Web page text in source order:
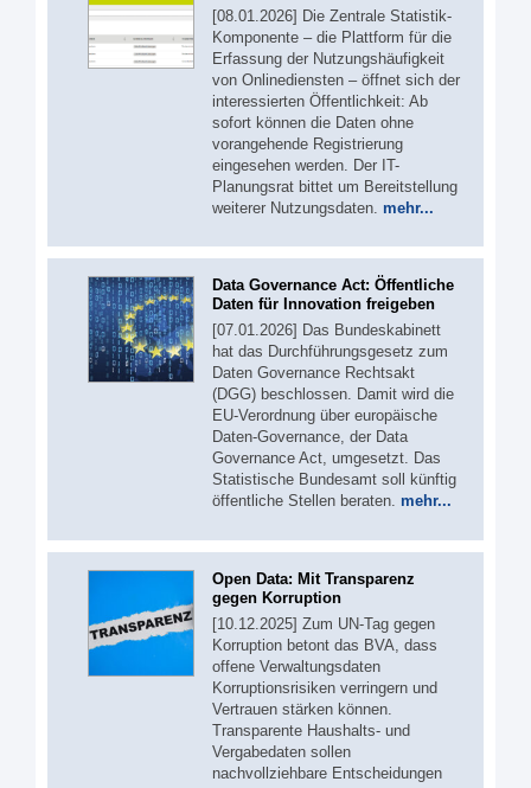
[08.01.2026] Die Zentrale Statistik-
Komponente – die Plattform für die
Erfassung der Nutzungshäufigkeit
von Onlinediensten – öffnet sich der
interessierten Öffentlichkeit: Ab
sofort können die Daten ohne
vorangehende Registrierung
eingesehen werden. Der IT-
Planungsrat bittet um Bereitstellung
weiterer Nutzungsdaten. mehr...
Data Governance Act: Öffentliche
Daten für Innovation freigeben
[07.01.2026] Das Bundeskabinett
hat das Durchführungsgesetz zum
Daten Governance Rechtsakt
(DGG) beschlossen. Damit wird die
EU-Verordnung über europäische
Daten-Governance, der Data
Governance Act, umgesetzt. Das
Statistische Bundesamt soll künftig
öffentliche Stellen beraten. mehr...
Open Data: Mit Transparenz
gegen Korruption
[10.12.2025] Zum UN-Tag gegen
Korruption betont das BVA, dass
offene Verwaltungsdaten
Korruptionsrisiken verringern und
Vertrauen stärken können.
Transparente Haushalts- und
Vergabedaten sollen
nachvollziehbare Entscheidungen